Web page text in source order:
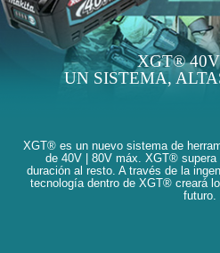
XGT®
UN SISTEMA,
XGT® es un nuevo sistema de
de 40V | 80V máx. XGT®
duración al resto. A través de la
tecnología dentro de XGT® creará
futuro.